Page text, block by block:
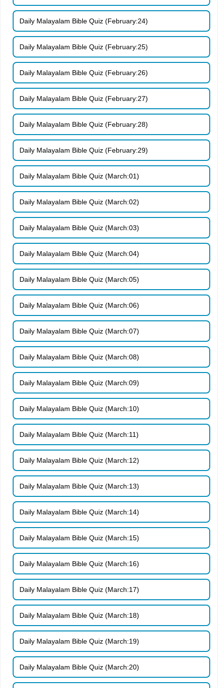
Daily Malayalam Bible Quiz (February:24)
Daily Malayalam Bible Quiz (February:25)
Daily Malayalam Bible Quiz (February:26)
Daily Malayalam Bible Quiz (February:27)
Daily Malayalam Bible Quiz (February:28)
Daily Malayalam Bible Quiz (February:29)
Daily Malayalam Bible Quiz (March:01)
Daily Malayalam Bible Quiz (March:02)
Daily Malayalam Bible Quiz (March:03)
Daily Malayalam Bible Quiz (March:04)
Daily Malayalam Bible Quiz (March:05)
Daily Malayalam Bible Quiz (March:06)
Daily Malayalam Bible Quiz (March:07)
Daily Malayalam Bible Quiz (March:08)
Daily Malayalam Bible Quiz (March:09)
Daily Malayalam Bible Quiz (March:10)
Daily Malayalam Bible Quiz (March:11)
Daily Malayalam Bible Quiz (March:12)
Daily Malayalam Bible Quiz (March:13)
Daily Malayalam Bible Quiz (March:14)
Daily Malayalam Bible Quiz (March:15)
Daily Malayalam Bible Quiz (March:16)
Daily Malayalam Bible Quiz (March:17)
Daily Malayalam Bible Quiz (March:18)
Daily Malayalam Bible Quiz (March:19)
Daily Malayalam Bible Quiz (March:20)